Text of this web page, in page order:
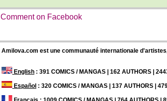
Comment on Facebook
Amilova.com est une communauté internationale
English : 391 COMICS / MANGAS | 162 AUTHORS |
Español : 320 COMICS / MANGAS | 137 AUTHORS |